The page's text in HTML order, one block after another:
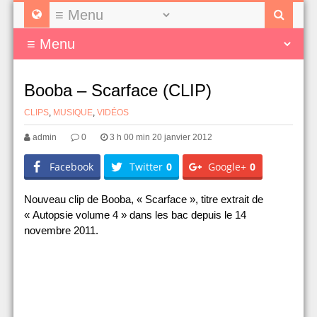
Booba – Scarface (CLIP)
CLIPS, MUSIQUE, VIDÉOS
admin 0 3 h 00 min 20 janvier 2012
Facebook Twitter 0 Google+ 0
Nouveau clip de Booba, « Scarface », titre extrait de
« Autopsie volume 4 » dans les bac depuis le 14
novembre 2011.